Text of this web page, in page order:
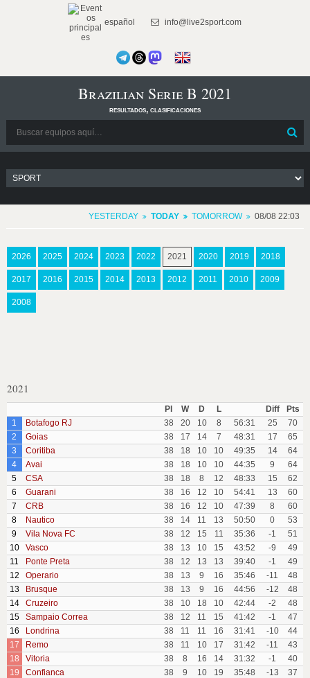
español info@live2sport.com
Brazilian Serie B 2021
resultados, clasificaciones
YESTERDAY TODAY TOMORROW 08/08 22:03
2026 2025 2024 2023 2022 2021 2020 2019 2018
2017 2016 2015 2014 2013 2012 2011 2010 2009
2008
2021
Pl W D L Diff
Pts
1
Botafogo RJ 38 20 10 8 56:31 25
70
2
Goias 38 17 14 7 48:31 17
65
3
Coritiba 38 18 10 10 49:35 14
64
4
Avai 38 18 10 10 44:35 9
64
5
CSA 38 18 8 12 48:33 15
62
6
Guarani 38 16 12 10 54:41 13
60
7
CRB 38 16 12 10 47:39 8
60
8
Nautico 38 14 11 13 50:50 0
53
9
Vila Nova FC 38 12 15 11 35:36 -1
51
10
Vasco 38 13 10 15 43:52 -9
49
11
Ponte Preta 38 12 13 13 39:40 -1
49
12
Operario 38 13 9 16 35:46 -11
48
13
Brusque 38 13 9 16 44:56 -12
48
14
Cruzeiro 38 10 18 10 42:44 -2
48
15
Sampaio Correa 38 12 11 15 41:42 -1
47
16
Londrina 38 11 11 16 31:41 -10
44
17
Remo 38 11 10 17 31:42 -11
43
18
Vitoria 38 8 16 14 31:32 -1
40
19
Confianca 38 9 10 19 35:48 -13
37